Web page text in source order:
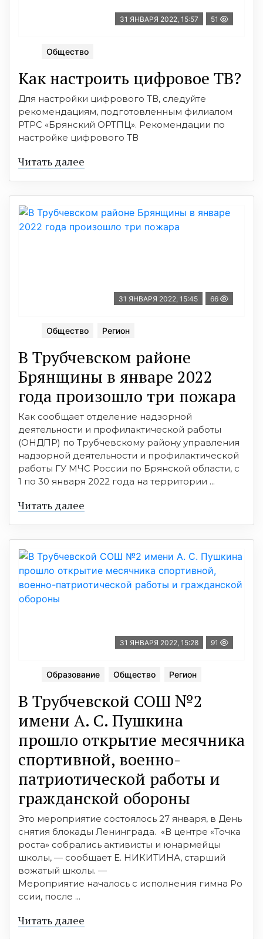
31 ЯНВАРЯ 2022, 15:57 51
Общество
Как настроить цифровoе ТВ?
Для настройки цифрового ТВ, следуйте
рекомендациям, подготовленным филиалом
РТРС «Брянский ОРТПЦ». Рекомендации по
настройке цифрового ТВ
Читать далее
31 ЯНВАРЯ 2022, 15:45 66
Общество Регион
В Трубчевском районе
Брянщины в январе 2022
года произошло три пожара
Как сообщает отделение надзорной
деятельности и профилактической работы
(ОНДПР) по Трубчевскому району управления
надзорной деятельности и профилактической
работы ГУ МЧС России по Брянской области, с
1 по 30 января 2022 года на территории ...
Читать далее
31 ЯНВАРЯ 2022, 15:28 91
Образование Общество Регион
В Трубчевской СОШ №2
имени А. С. Пушкина
прошло открытие месячника
спортивной, военно-
патриотической работы и
гражданской обороны
Это мероприятие состоялось 27 января, в День
снятия блокады Ленинграда. «В центре «Точка
роста» собрались активисты и юнармейцы
школы, — сообщает Е. НИКИТИНА, старший
вожатый школы. —
Мероприятие началось с исполнения гимна Ро
ссии, после ...
Читать далее